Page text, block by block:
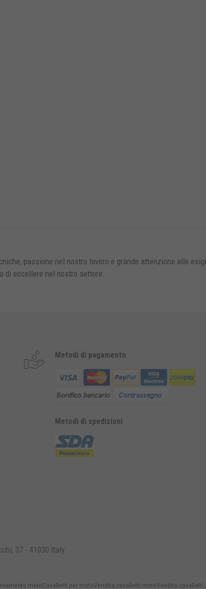
passione nel nostro lavoro e grande attenzione alle
di eccellere nel nostro settore
Metodi di pagamento
Metodi di spedizioni
37 - 41030 Italy
motoCavalletti per motoVendita cavalletti motoVendita cavalletti